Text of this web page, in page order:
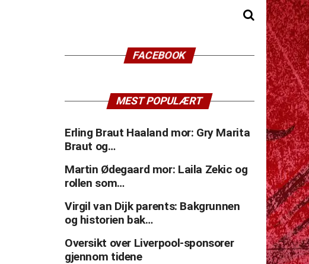
FACEBOOK
MEST POPULÆRT
Erling Braut Haaland mor: Gry Marita
Braut og…
Martin Ødegaard mor: Laila Zekic og
rollen som…
Virgil van Dijk parents: Bakgrunnen
og historien bak…
Oversikt over Liverpool-sponsorer
gjennom tidene